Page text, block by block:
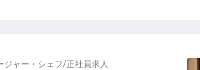
ジャー・シェフ/正社員求人